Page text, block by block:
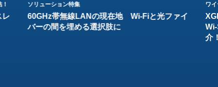
レ
ソリューション特集
60GHz帯無線LANの現在地 Wi-Fiと光ファイ
バーの間を埋める選択肢に
ワ
介